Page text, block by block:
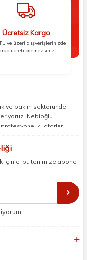
Ücretsiz Kargo
ve üzeri alışverişlerinizde
ücreti ödemezsiniz.
ve bakım sektöründe
Nebioğlu
kuaförler,
birleştirerek saç ve
hedefliyor,
kaliteye olan
için e-bültenimize abone